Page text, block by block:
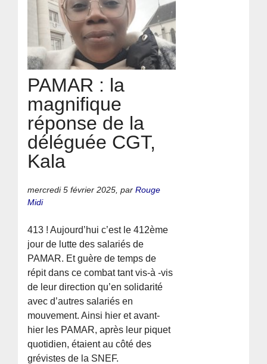
PAMAR : la
magnifique
réponse de la
déléguée CGT,
Kala
mercredi 5 février 2025 ,parRouge
Midi
413 ! Aujourd’hui c’est le 412ème
jour de lutte des salariés de
PAMAR. Et guère de temps de
répit dans ce combat tant vis-à -vis
de leur direction qu’en solidarité
avec d’autres salariés en
mouvement. Ainsi hier et avant-
hier les PAMAR, après leur piquet
quotidien, étaient au côté des
grévistes de la SNEF.